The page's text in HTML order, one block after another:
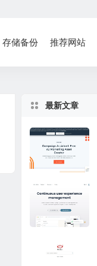
存储备份 推荐网站
最新文章